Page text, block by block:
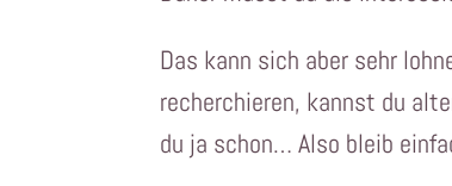
Das kann sich aber sehr
recherchieren, kannst du
du ja schon… Also bleib